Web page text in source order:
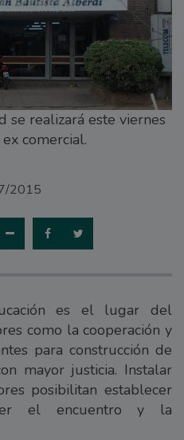
se realizará este viernes
comercial.
2015
es el lugar del
como la cooperación y
para construcción de
mayor justicia. Instalar
posibilitan establecer
el encuentro y la